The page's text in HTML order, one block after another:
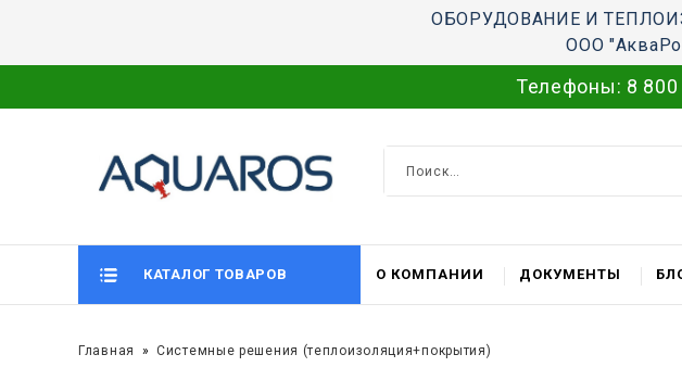
ОБОРУДОВАНИЕ И
ООО
Телефоны: 8
КАТАЛОГ ТОВАРОВ О КОМПАНИИ ДОКУМЕНТЫ
Главная
Системные решения (теплоизоляция+покрытия)